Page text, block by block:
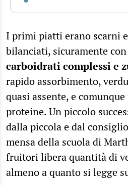
I primi piatti erano scarni
bilanciati, sicuramente con
carboidrati complessi e
rapido assorbimento,
quasi assente, e
proteine. Un piccolo
dalla piccola e dal
mensa della scuola di
fruitori libera quantità di
almeno a quanto si legge